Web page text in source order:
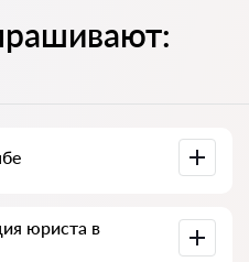
специалиста.
юриста в